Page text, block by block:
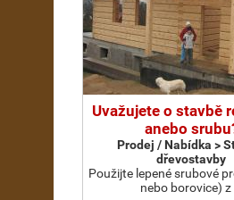
Uvažujete o stavbě
anebo
Prodej / Nabídka >
dřevostavby
Použijte lepené srubové
nebo borovice) z